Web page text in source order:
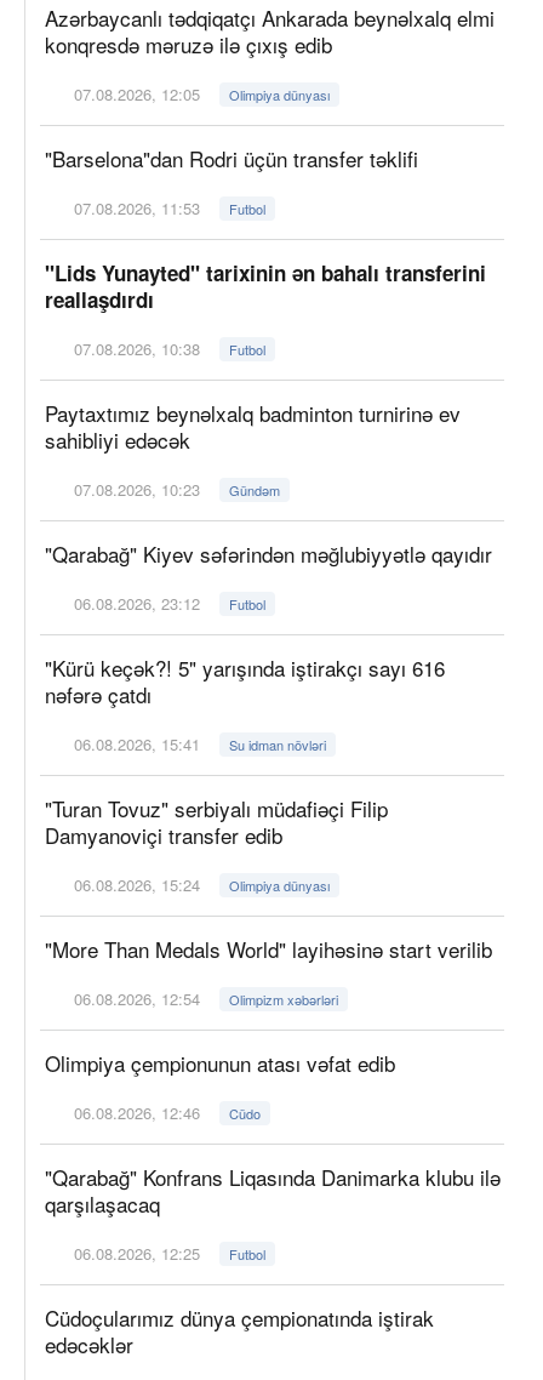
Azərbaycanlı tədqiqatçı Ankarada beynəlxalq elmi
konqresdə məruzə ilə çıxış edib
07.08.2026, 12:05 Olimpiya dünyası
"Barselona"dan Rodri üçün transfer təklifi
07.08.2026, 11:53 Futbol
"Lids Yunayted" tarixinin ən bahalı transferini
reallaşdırdı
07.08.2026, 10:38 Futbol
Paytaxtımız beynəlxalq badminton turnirinə ev
sahibliyi edəcək
07.08.2026, 10:23 Gündəm
"Qarabağ" Kiyev səfərindən məğlubiyyətlə qayıdır
06.08.2026, 23:12 Futbol
"Kürü keçək?! 5" yarışında iştirakçı sayı 616
nəfərə çatdı
06.08.2026, 15:41 Su idman növləri
"Turan Tovuz" serbiyalı müdafiəçi Filip
Damyanoviçi transfer edib
06.08.2026, 15:24 Olimpiya dünyası
"More Than Medals World" layihəsinə start verilib
06.08.2026, 12:54 Olimpizm xəbərləri
Olimpiya çempionunun atası vəfat edib
06.08.2026, 12:46 Cüdo
"Qarabağ" Konfrans Liqasında Danimarka klubu ilə
qarşılaşacaq
06.08.2026, 12:25 Futbol
Cüdoçularımız dünya çempionatında iştirak
edəcəklər